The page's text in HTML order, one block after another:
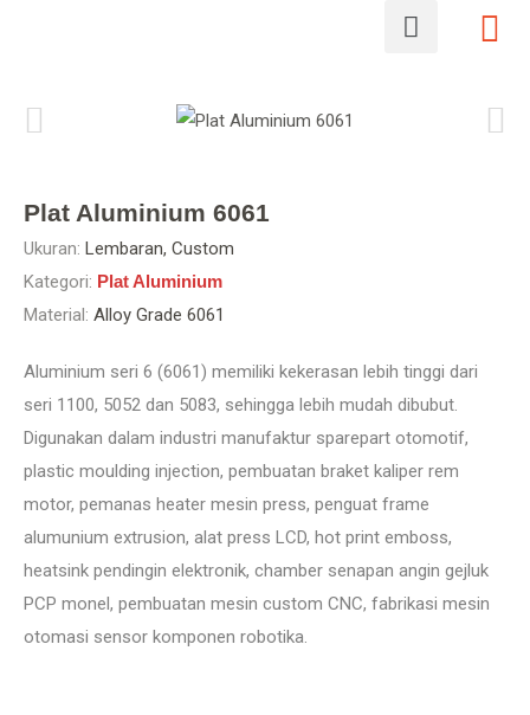
Plat Aluminium 6061
Ukuran: Lembaran, Custom
Kategori: Plat Aluminium
Material: Alloy Grade 6061
Aluminium seri 6 (6061) memiliki kekerasan lebih tinggi dari
seri 1100, 5052 dan 5083, sehingga lebih mudah dibubut.
Digunakan dalam industri manufaktur sparepart otomotif,
plastic moulding injection, pembuatan braket kaliper rem
motor, pemanas heater mesin press, penguat frame
alumunium extrusion, alat press LCD, hot print emboss,
heatsink pendingin elektronik, chamber senapan angin gejluk
PCP monel, pembuatan mesin custom CNC, fabrikasi mesin
otomasi sensor komponen robotika.